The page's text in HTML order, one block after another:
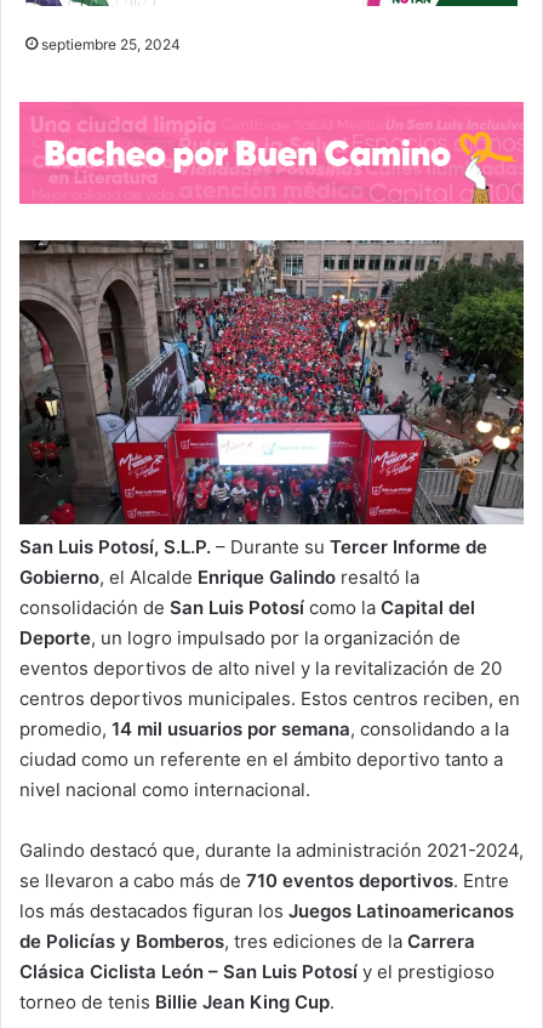
septiembre 25, 2024
San Luis Potosí, S.L.P. – Durante su Tercer Informe de
Gobierno, el Alcalde Enrique Galindo resaltó la
consolidación de San Luis Potosí como la Capital del
Deporte, un logro impulsado por la organización de
eventos deportivos de alto nivel y la revitalización de 20
centros deportivos municipales. Estos centros reciben, en
promedio, 14 mil usuarios por semana, consolidando a la
ciudad como un referente en el ámbito deportivo tanto a
nivel nacional como internacional.
Galindo destacó que, durante la administración 2021-2024,
se llevaron a cabo más de 710 eventos deportivos. Entre
los más destacados figuran los Juegos Latinoamericanos
de Policías y Bomberos, tres ediciones de la Carrera
Clásica Ciclista León – San Luis Potosí y el prestigioso
torneo de tenis Billie Jean King Cup.